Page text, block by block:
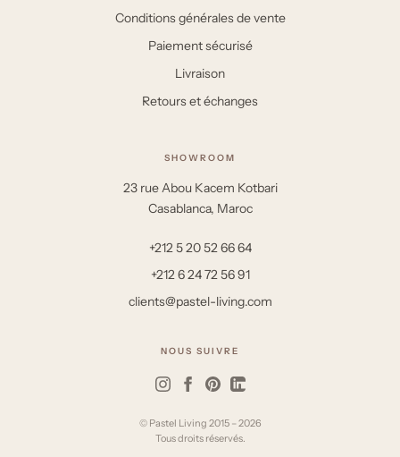
Conditions générales de vente
Paiement sécurisé
Livraison
Retours et échanges
SHOWROOM
23 rue Abou Kacem Kotbari
Casablanca, Maroc
+212 5 20 52 66 64
+212 6 24 72 56 91
clients@pastel-living.com
NOUS SUIVRE
© Pastel Living 2015 – 2026
Tous droits réservés.